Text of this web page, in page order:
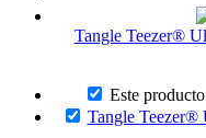
Tangle Teezer®
Este
Tangle Teezer®